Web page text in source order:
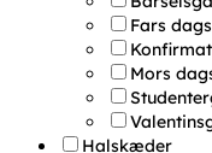
Fars
Mors
Halskæder